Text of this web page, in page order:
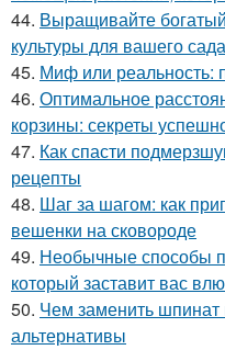
44. Выращивайте
культуры для вашего сада
45. Миф или реальность:
46. Оптимальное
корзины: секреты
47. Как спасти
рецепты
48. Шаг за шагом: как
вешенки на сковороде
49. Необычные способы
который заставит вас
50. Чем заменить шпинат
альтернативы